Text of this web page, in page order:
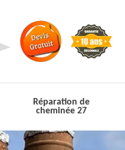
Réparation de
cheminée 27